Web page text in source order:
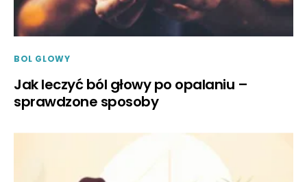
BOL GLOWY
Jak leczyć ból głowy po opalaniu –
sprawdzone sposoby